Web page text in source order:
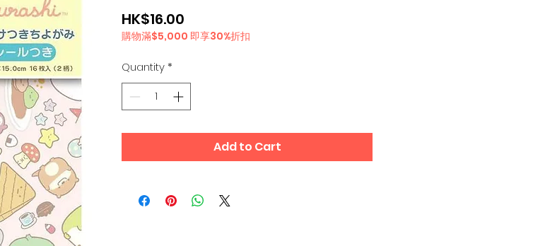
HK$16.00
購物滿$5,000 即享30%折扣
Quantity*
Add to Cart